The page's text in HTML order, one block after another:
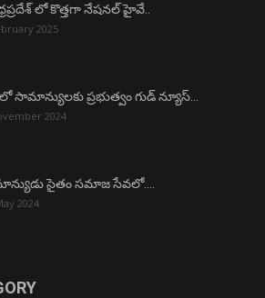
లో కొత్తగా నేషనల్ హైవే..
2025
సామాన్యులకు ప్రభుత్వం గుడ్ న్యూస్…
2024
సైతం సమాజ సేవలో….
2024